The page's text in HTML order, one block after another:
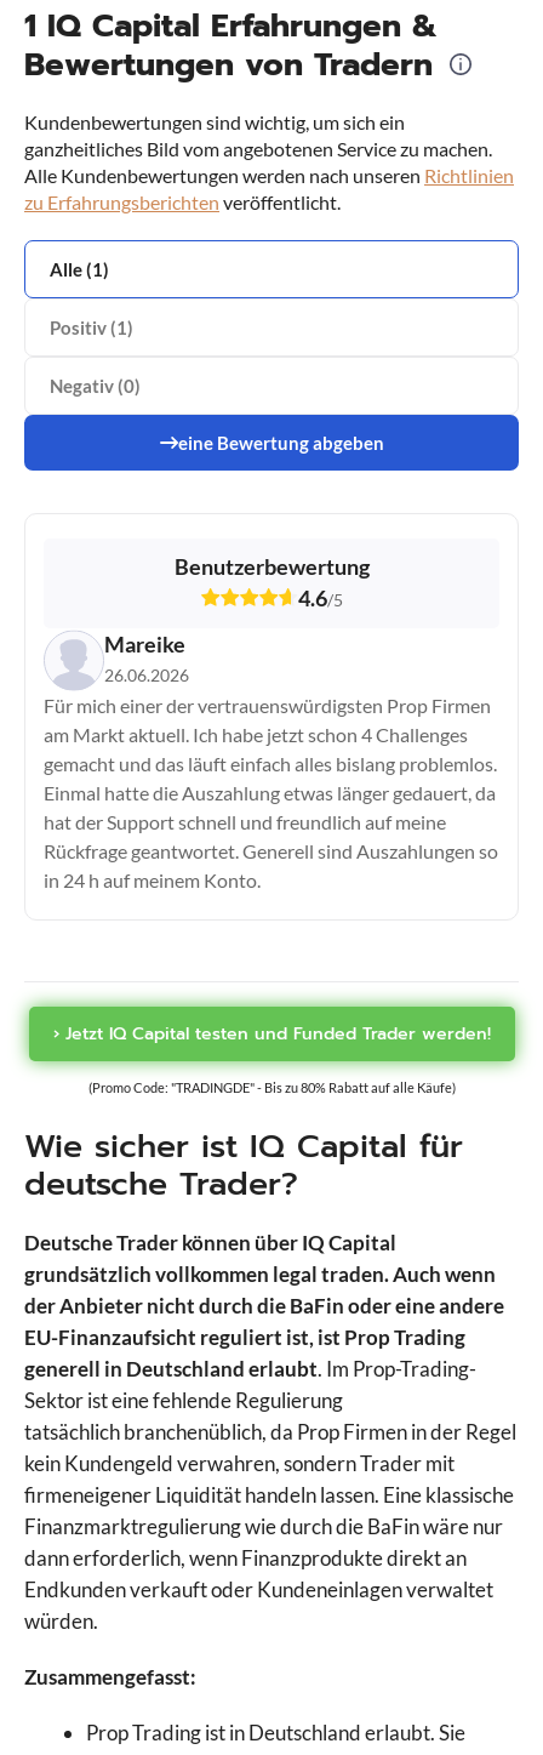
1 IQ Capital Erfahrungen &
Bewertungen von Tradern
Kundenbewertungen sind wichtig, um sich ein
ganzheitliches Bild vom angebotenen Service zu machen.
Alle Kundenbewertungen werden nach unseren Richtlinien
zu Erfahrungsberichten veröffentlicht.
Alle (1)
Positiv (1)
Negativ (0)
eine Bewertung abgeben
Benutzerbewertung
4.6/5
Mareike
26.06.2026
Für mich einer der vertrauenswürdigsten Prop Firmen
am Markt aktuell. Ich habe jetzt schon 4 Challenges
gemacht und das läuft einfach alles bislang problemlos.
Einmal hatte die Auszahlung etwas länger gedauert, da
hat der Support schnell und freundlich auf meine
Rückfrage geantwortet. Generell sind Auszahlungen so
in 24 h auf meinem Konto.
› Jetzt IQ Capital testen und Funded Trader werden!
(Promo Code: "TRADINGDE" - Bis zu 80% Rabatt auf alle Käufe)
Wie sicher ist IQ Capital für
deutsche Trader?
Deutsche Trader können über IQ Capital
grundsätzlich vollkommen legal traden. Auch wenn
der Anbieter nicht durch die BaFin oder eine andere
EU-Finanzaufsicht reguliert ist, ist Prop Trading
generell in Deutschland erlaubt. Im Prop-Trading-
Sektor ist eine fehlende Regulierung
tatsächlich branchenüblich, da Prop Firmen in der Regel
kein Kundengeld verwahren, sondern Trader mit
firmeneigener Liquidität handeln lassen. Eine klassische
Finanzmarktregulierung wie durch die BaFin wäre nur
dann erforderlich, wenn Finanzprodukte direkt an
Endkunden verkauft oder Kundeneinlagen verwaltet
würden.
Zusammengefasst:
Prop Trading ist in Deutschland erlaubt. Sie